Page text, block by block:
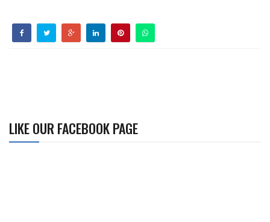
LIKE OUR FACEBOOK PAGE